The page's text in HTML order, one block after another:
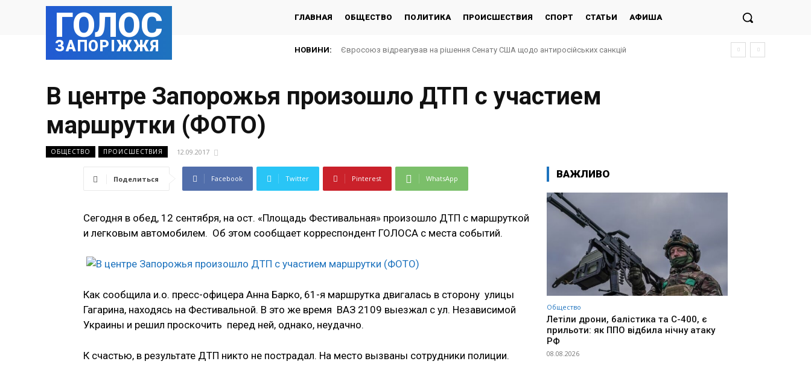
ГОЛОС
ЗАПОРІЖЖЯ
ГЛАВНАЯ ОБЩЕСТВО ПОЛИТИКА ПРОИСШЕСТВИЯ СПОРТ СТАТЬИ АФИША
НОВИНИ: Євросоюз відреагував на рішення Сенату США щодо антиросійських санкцій
В центре Запорожья произошло ДТП с участием
маршрутки (ФОТО)
ОБЩЕСТВО ПРОИСШЕСТВИЯ 12.09.2017
Поделиться Facebook Twitter Pinterest WhatsApp
Сегодня в обед, 12 сентября, на ост. «Площадь Фестивальная» произошло ДТП с маршруткой
и легковым автомобилем. Об этом сообщает корреспондент ГОЛОСА с места событий.
Как сообщила и.о. пресс-офицера Анна Барко, 61-я маршрутка двигалась в сторону улицы
Гагарина, находясь на Фестивальной. В это же время ВАЗ 2109 выезжал с ул. Независимой
Украины и решил проскочить перед ней, однако, неудачно.
К счастью, в результате ДТП никто не пострадал. На место вызваны сотрудники полиции.
ВАЖЛИВО
Общество
Летіли дрони, балістика та С-400, є
прильоти: як ППО відбила нічну атаку
РФ
08.08.2026